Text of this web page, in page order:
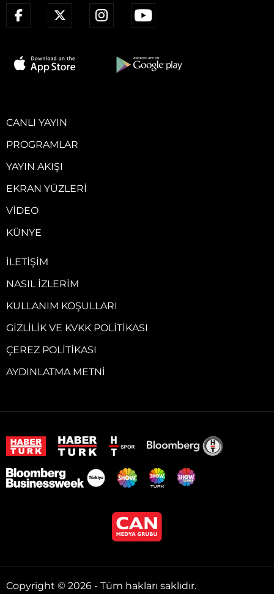
CANLI YAYIN
PROGRAMLAR
YAYIN AKIŞI
EKRAN YÜZLERI
VIDEO
KÜNYE
İLETIŞIM
NASIL İZLERIM
KULLANIM KOŞULLARI
GIZLILIK VE KVKK POLITIKASI
ÇEREZ POLITIKASI
AYDINLATMA METNI
Copyright © 2026 - Tüm hakları saklıdır.